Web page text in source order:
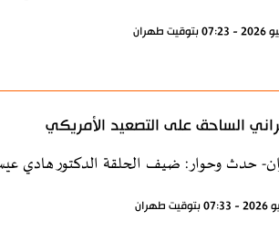
الساحق على التصعيد الأمريكي
حدث وحوار: ضيف الحلقة الدكتور هادي